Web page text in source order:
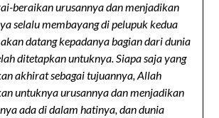
beraikan urusannya dan menjadikan
selalu membayang di pelupuk kedua
datang kepadanya bagian dari dunia
ditetapkan untuknya. Siapa saja yang
akhirat sebagai tujuannya, Allah
untuknya urusannya dan menjadikan
ada di dalam hatinya, dan dunia